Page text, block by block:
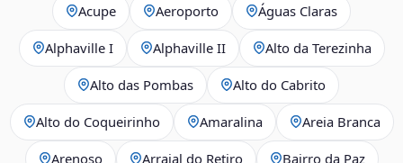
Acupe Aeroporto Águas Claras
Alphaville I Alphaville II Alto da Terezinha
Alto das Pombas Alto do Cabrito
Alto do Coqueirinho Amaralina Areia Branca
Arenoso Arraial do Retiro Bairro da Paz